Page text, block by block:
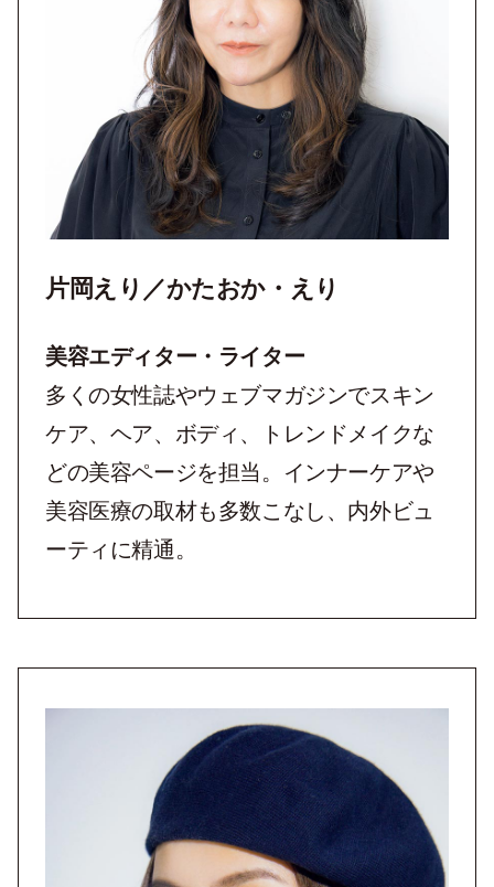
片岡えり／かたおか・えり
美容エディター・ライター
多くの女性誌やウェブマガジンでスキン
ケア、ヘア、ボディ、トレンドメイクな
どの美容ページを担当。インナーケアや
美容医療の取材も多数こなし、内外ビュ
ーティに精通。